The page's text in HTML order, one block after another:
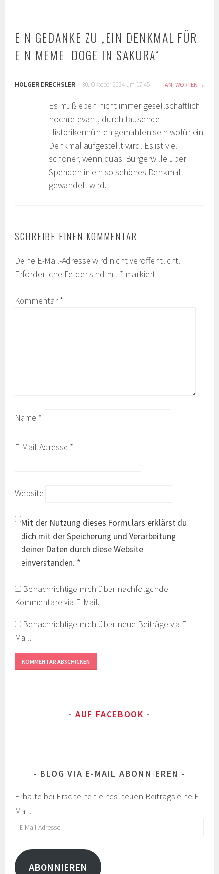
EIN GEDANKE ZU „EIN DENKMAL FÜR
EIN MEME: DOGE IN SAKURA“
HOLGER DRECHSLER 30. Oktober 2024 um 17:45 ANTWORTEN
Es muß eben nicht immer gesellschaftlich
hochrelevant, durch tausende
Historikermühlen gemahlen sein wofür ein
Denkmal aufgestellt wird. Es ist viel
schöner, wenn quasi Bürgerwille über
Spenden in ein so schönes Denkmal
gewandelt wird.
SCHREIBE EINEN KOMMENTAR
Deine E-Mail-Adresse wird nicht veröffentlicht.
Erforderliche Felder sind mit * markiert
Kommentar*
Name *
E-Mail-Adresse *
Website
Mit der Nutzung dieses Formulars erklärst du
dich mit der Speicherung und Verarbeitung
deiner Daten durch diese Website
einverstanden. *
Benachrichtige mich über nachfolgende
Kommentare via E-Mail.
Benachrichtige mich über neue Beiträge via E-
Mail.
AUF FACEBOOK
BLOG VIA E-MAIL ABONNIEREN
Erhalte bei Erscheinen eines neuen Beitrags eine E-
Mail.
E-
Adresse
ABONNIEREN